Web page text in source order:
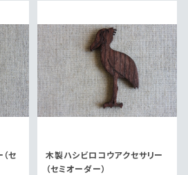
セ
木製ハシビロコウアクセサリー
（セミオーダー）